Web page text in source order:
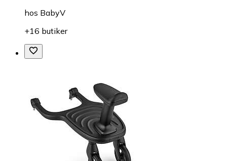
hos BabyV
+16 butiker